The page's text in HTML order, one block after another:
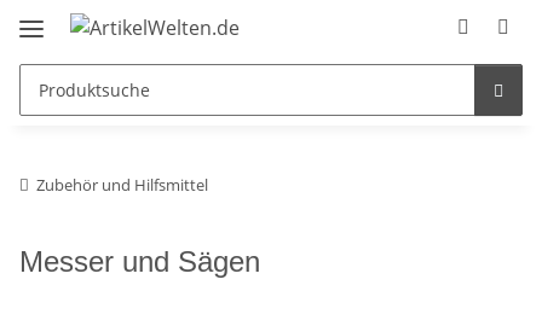
Zubehör und Hilfsmittel
Messer und Sägen